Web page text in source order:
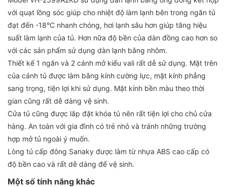
với quạt lồng sóc giúp cho nhiệt độ làm lạnh bên trong ngăn tủ
đạt đến -18°C nhanh chóng, hơi lạnh sâu hơn giúp tăng hiệu
suất làm lạnh của tủ. Hơn nữa độ bền của dàn đồng cao hơn so
với các sản phẩm sử dụng dàn lạnh bằng nhôm.
Thiết kế 1 ngăn và 2 cánh mở kiểu vali rất dễ sử dụng. Mặt trên
của cánh tủ được làm bằng kính cường lực, mặt kính phẳng
sang trọng, tiện lợi khi sử dụng. Mặt kính bền màu theo thời
gian cũng rất dễ dàng vệ sinh.
Cửa tủ cũng được lắp đặt khóa tủ nên rất tiện lợi cho chủ cửa
hàng. An toàn với gia đình có trẻ nhỏ và tránh những trường
hợp mở tủ ngoài ý muốn.
Lòng tủ cấp đông Sanaky được làm từ nhựa ABS cao cấp có
độ bền cao và rất dễ dàng để vệ sinh.
Một số tính năng khác